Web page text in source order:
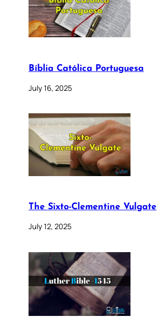
Bíblia Católica Portuguesa
July 16, 2025
The Sixto-Clementine Vulgate
July 12, 2025